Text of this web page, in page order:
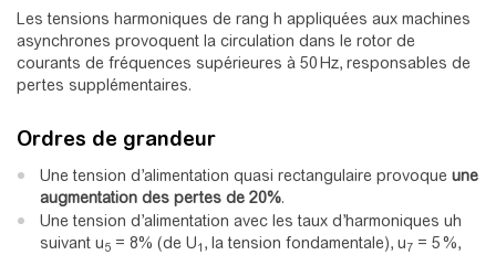
Les tensions harmoniques de rang h appliquées aux machines
asynchrones provoquent la circulation dans le rotor de
courants de fréquences supérieures à 50 Hz, responsables de
pertes supplémentaires.
Ordres de grandeur
Une tension d’alimentation quasi rectangulaire provoque une
augmentation des pertes de 20%.
Une tension d’alimentation avec les taux d’harmoniques uh
suivant u5 = 8% (de U1 , la tension fondamentale), u7 = 5 %,